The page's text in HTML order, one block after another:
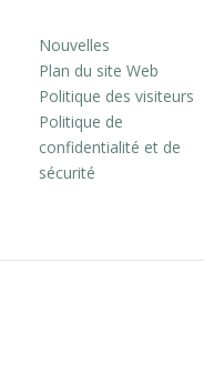
Nouvelles
Plan du site Web
Politique des visiteurs
Politique de
confidentialité et de
sécurité